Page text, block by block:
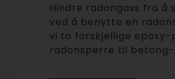
Hindre radongass fra å
ved å benytte en
vi to forskjellige epoxy-
radonsperre til